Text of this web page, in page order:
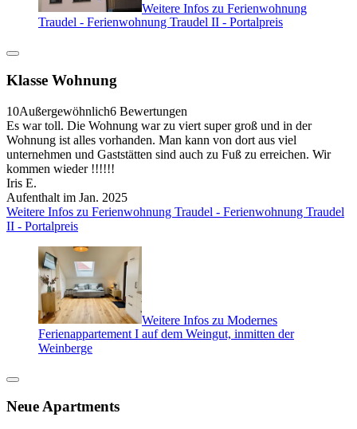
Weitere Infos zu Ferienwohnung
Traudel - Ferienwohnung Traudel II - Portalpreis
Klasse Wohnung
10Außergewöhnlich6 Bewertungen
Es war toll. Die Wohnung war zu viert super groß und in der
Wohnung ist alles vorhanden. Man kann von dort aus viel
unternehmen und Gaststätten sind auch zu Fuß zu erreichen. Wir
kommen wieder !!!!!!
Iris E.
Aufenthalt im Jan. 2025
Weitere Infos zu Ferienwohnung Traudel - Ferienwohnung Traudel
II - Portalpreis
Weitere Infos zu Modernes
Ferienappartement I auf dem Weingut, inmitten der
Weinberge
Neue Apartments